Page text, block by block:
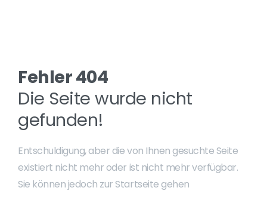
Fehler 404
Die Seite wurde nicht
gefunden!
Entschuldigung, aber die von Ihnen gesuchte Seite
existiert nicht mehr oder ist nicht mehr verfügbar.
Sie können jedoch zur Startseite gehen